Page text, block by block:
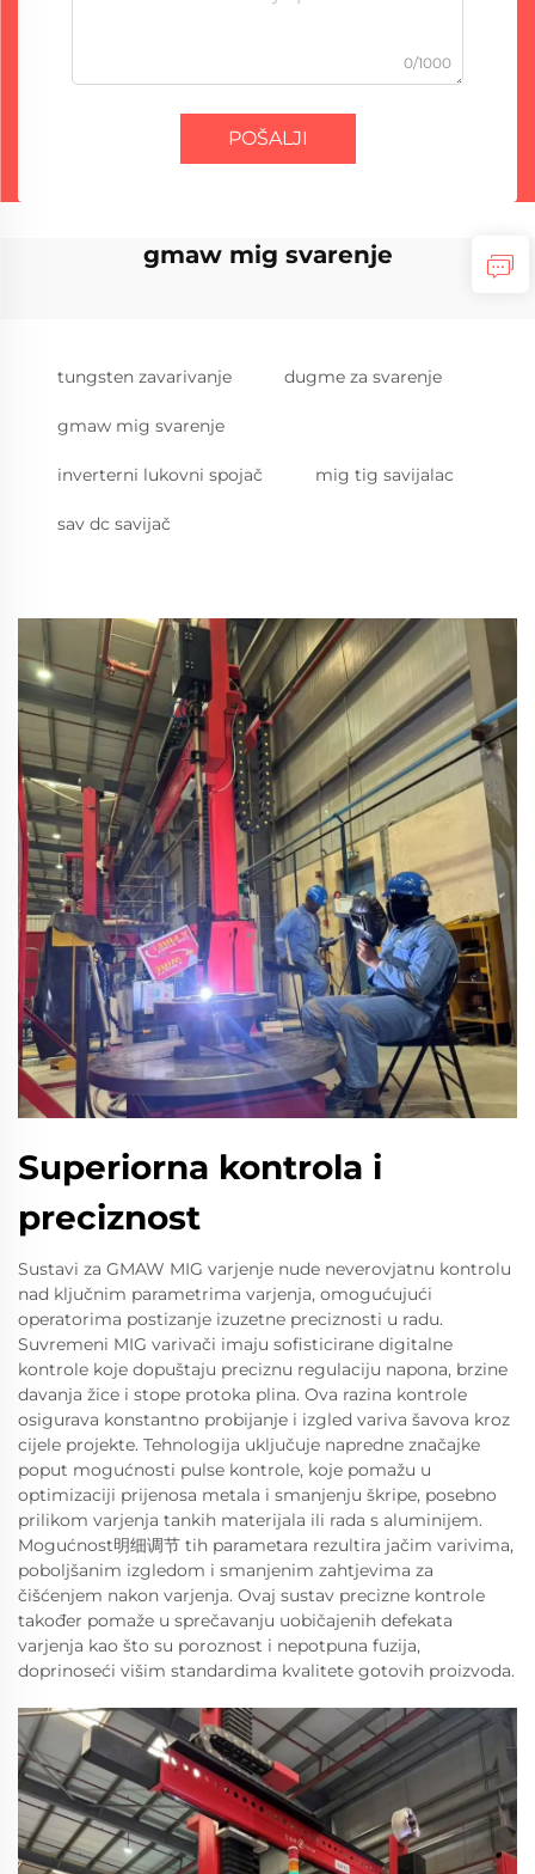
0/1000
POŠALJI
gmaw mig svarenje
tungsten zavarivanje dugme za svarenje
gmaw mig svarenje
inverterni lukovni spojač mig tig savijalac
sav dc savijač
Superiorna kontrola i
preciznost
Sustavi za GMAW MIG varjenje nude neverovjatnu kontrolu
nad ključnim parametrima varjenja, omogućujući
operatorima postizanje izuzetne preciznosti u radu.
Suvremeni MIG varivači imaju sofisticirane digitalne
kontrole koje dopuštaju preciznu regulaciju napona, brzine
davanja žice i stope protoka plina. Ova razina kontrole
osigurava konstantno probijanje i izgled variva šavova kroz
cijele projekte. Tehnologija uključuje napredne značajke
poput mogućnosti pulse kontrole, koje pomažu u
optimizaciji prijenosa metala i smanjenju škripe, posebno
prilikom varjenja tankih materijala ili rada s aluminijem.
Mogućnost明细调节 tih parametara rezultira jačim varivima,
poboljšanim izgledom i smanjenim zahtjevima za
čišćenjem nakon varjenja. Ovaj sustav precizne kontrole
također pomaže u sprečavanju uobičajenih defekata
varjenja kao što su poroznost i nepotpuna fuzija,
doprinoseći višim standardima kvalitete gotovih proizvoda.